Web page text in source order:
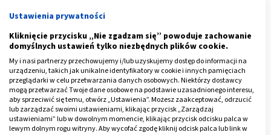
To nieprawda, że mózg jest strukturą mocną i twardą.
Takie mylne przekonanie może brać się stąd, że mózgi
widoczne w telewizji lub laboratoriach utrwalone są za
pomocą formaldehydu. Tak naprawdęmózg
przypomina konsystencją coś pomiędzy białkiem jaja,
a żelowym cukierkiem. I to właśnie ten bardzo miękki
mózg, zamknięty jest w twardej czaszce, która
wewnątrz ma wiele grzebieni kostnych, często ostrych
jak nóż.
Ustawienia prywatności
Kliknięcie przycisku „Nie zgadzam się” powoduje zachowanie
domyślnych ustawień tylko niezbędnych plików cookie.
My i nasi partnerzy przechowujemy i/lub uzyskujemy dostęp do informacji na
urządzeniu, takich jak unikalne identyfikatory w cookie i innych pamięciach
przeglądarki w celu przetwarzania danych osobowych. Niektórzy dostawcy
mogą przetwarzać Twoje dane osobowe na podstawie uzasadnionego interesu,
aby sprzeciwić się temu, otwórz „Ustawienia”. Możesz zaakceptować, odrzucić
lub zarządzać swoimi ustawieniami, klikając przycisk „Zarządzaj
ustawieniami” lub w dowolnym momencie, klikając przycisk odcisku palca w
lewym dolnym rogu witryny. Aby wycofać zgodę kliknij odcisk palca lub link w